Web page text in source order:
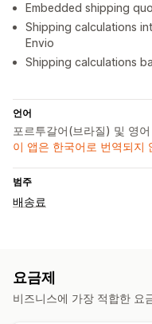
Embedded shipping
Shipping calculations
Envio
Shipping calculations
언어
포르투갈어(브라질) 및 영어
이 앱은 한국어로 번역되지
범주
배송료
맞춤 설정
요금제
비즈니스에 가장 적합한 요